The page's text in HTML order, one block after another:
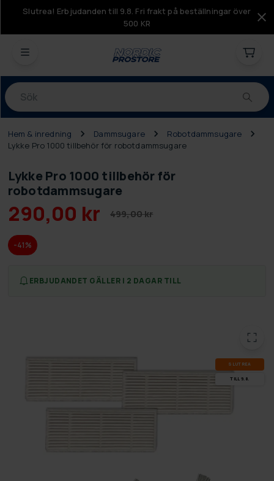
Slutrea! Erbjudanden till 9.8. Fri frakt på beställningar över
500 KR
Produkter
Hem & inredning Dammsugare
Robotdammsugare
Lykke Pro 1000 tillbehör för robotdammsugare
Lykke Pro 1000 tillbehör för
robotdammsugare
290,00 kr 499,00 kr
-41%
ERBJUDANDET GÄLLER I 2 DAGAR TILL
SLUT­REA
TILL 9.8.